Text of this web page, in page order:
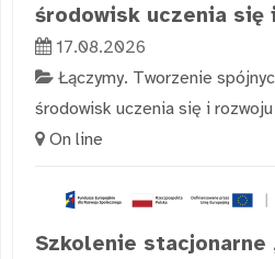
środowisk uczenia się
17.08.2026
Łączymy. Tworzenie
środowisk uczenia się i rozwoju
On line
Szkolenie stacjonarne